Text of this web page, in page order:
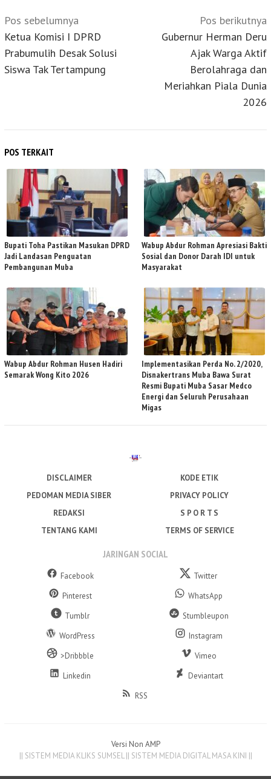
Navigasi
pos
Pos sebelumnya
Ketua Komisi I DPRD
Prabumulih Desak Solusi
Siswa Tak Tertampung
Pos berikutnya
Gubernur Herman Deru
Ajak Warga Aktif
Berolahraga dan
Meriahkan Piala Dunia
2026
POS TERKAIT
Bupati Toha Pastikan Masukan DPRD
Jadi Landasan Penguatan
Pembangunan Muba
Wabup Abdur Rohman Apresiasi Bakti
Sosial dan Donor Darah IDI untuk
Masyarakat
Wabup Abdur Rohman Husen Hadiri
Semarak Wong Kito 2026
Implementasikan Perda No. 2/2020,
Disnakertrans Muba Bawa Surat
Resmi Bupati Muba Sasar Medco
Energi dan Seluruh Perusahaan
Migas
DISCLAIMER
KODE ETIK
PEDOMAN MEDIA SIBER
PRIVACY POLICY
REDAKSI
S P O R T S
TENTANG KAMI
TERMS OF SERVICE
JARINGAN SOCIAL
Facebook
Twitter
Pinterest
WhatsApp
Tumblr
Stumbleupon
WordPress
Instagram
>Dribbble
Vimeo
Linkedin
Deviantart
RSS
Versi Non AMP
|| SISTEM MEDIA KLIKS SUMSEL || SISTEM MEDIA DIGITAL MASA KINI ||